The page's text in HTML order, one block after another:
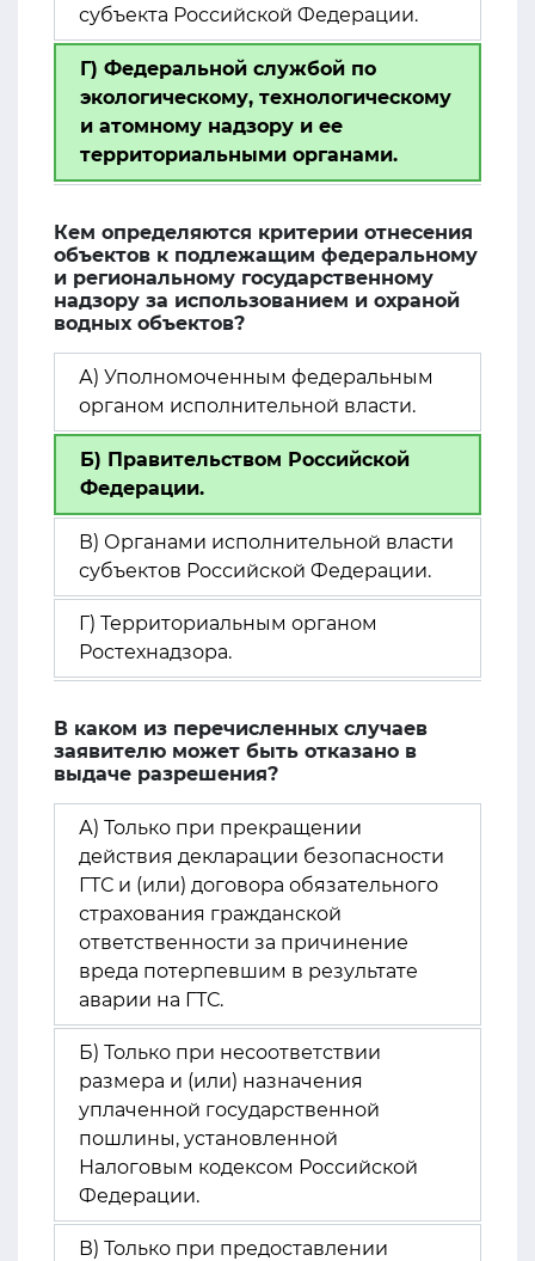
субъекта Российской Федерации.
Г) Федеральной службой по
экологическому, технологическому
и атомному надзору и ее
территориальными органами.
Кем определяются критерии отнесения
объектов к подлежащим федеральному
и региональному государственному
надзору за использованием и охраной
водных объектов?
А) Уполномоченным федеральным
органом исполнительной власти.
Б) Правительством Российской
Федерации.
В) Органами исполнительной власти
субъектов Российской Федерации.
Г) Территориальным органом
Ростехнадзора.
В каком из перечисленных случаев
заявителю может быть отказано в
выдаче разрешения?
А) Только при прекращении
действия декларации безопасности
ГТС и (или) договора обязательного
страхования гражданской
ответственности за причинение
вреда потерпевшим в результате
аварии на ГТС.
Б) Только при несоответствии
размера и (или) назначения
уплаченной государственной
пошлины, установленной
Налоговым кодексом Российской
Федерации.
В) Только при предоставлении